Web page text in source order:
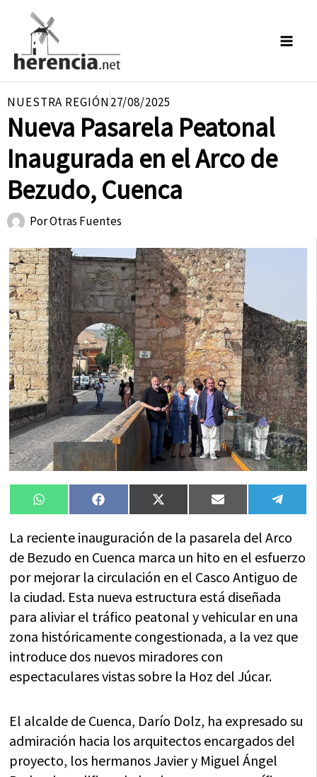
contenido
NUESTRA REGIÓN27/08/2025
Nueva Pasarela Peatonal
Inaugurada en el Arco de
Bezudo, Cuenca
PorOtras Fuentes
Compartir
en
WhatsAppCompartir
en
FacebookCompartir
en
X
(Twitter)
Compartir
en
Email
en
La reciente inauguración de la pasarela del Arco
de Bezudo en Cuenca marca un hito en el esfuerzo
por mejorar la circulación en el Casco Antiguo de
la ciudad. Esta nueva estructura está diseñada
para aliviar el tráfico peatonal y vehicular en una
zona históricamente congestionada, a la vez que
introduce dos nuevos miradores con
espectaculares vistas sobre la Hoz del Júcar.
El alcalde de Cuenca, Darío Dolz, ha expresado su
admiración hacia los arquitectos encargados del
proyecto, los hermanos Javier y Miguel Ángel